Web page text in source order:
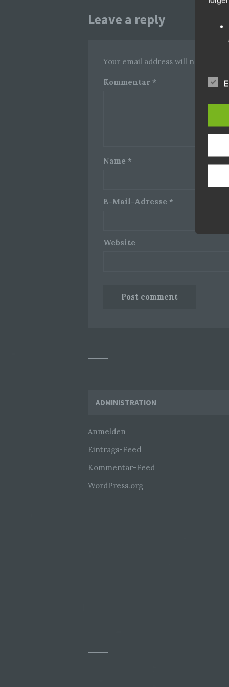
Leave a reply
Your email address will not be
Kommentar *
Name *
E-Mail-Adresse *
Website
Widgets
ADMINISTRATION
Anmelden
Eintrags-Feed
Kommentar-Feed
WordPress.org